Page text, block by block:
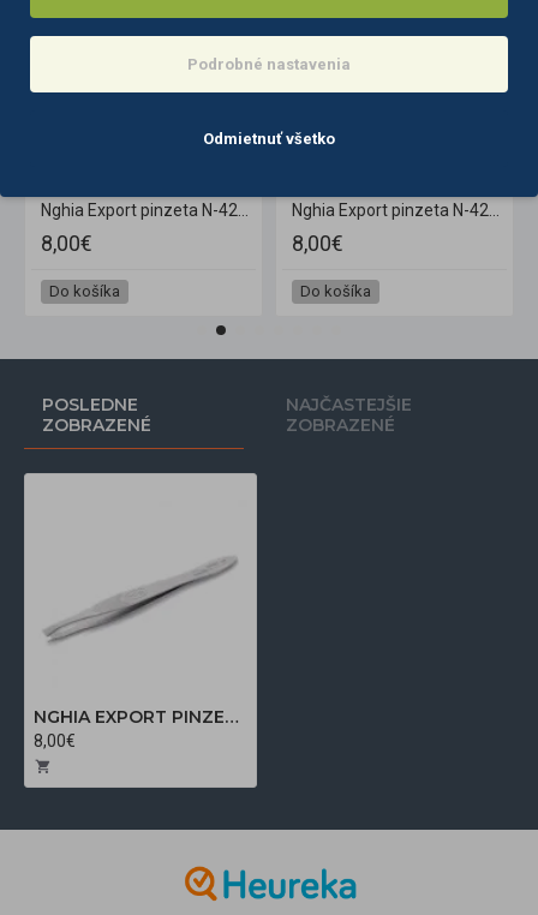
8,00€
Do košíka
8,00€
Do košíka
POSLEDNE
ZOBRAZENÉ
NAJČASTEJŠIE
ZOBRAZENÉ
NGHIA EXPORT PINZETA T-02
8,00€
Podrobné nastavenia
Odmietnuť všetko